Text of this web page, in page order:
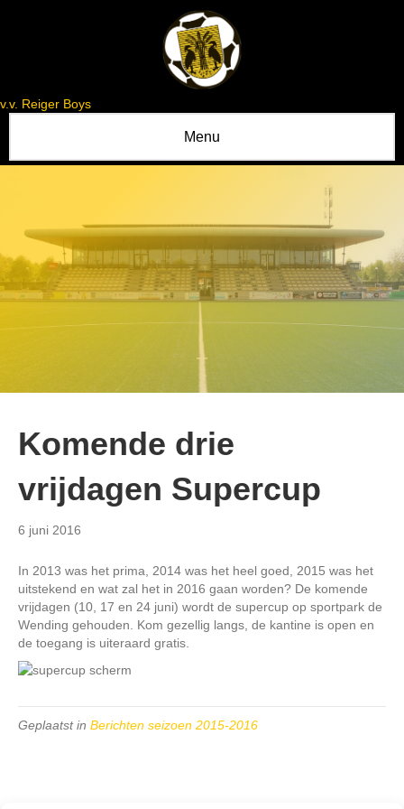
v.v. Reiger Boys
Menu
Komende drie
vrijdagen Supercup
6 juni 2016
In 2013 was het prima, 2014 was het heel goed, 2015 was het
uitstekend en wat zal het in 2016 gaan worden? De komende
vrijdagen (10, 17 en 24 juni) wordt de supercup op sportpark de
Wending gehouden. Kom gezellig langs, de kantine is open en
de toegang is uiteraard gratis.
Geplaatst in Berichten seizoen 2015-2016